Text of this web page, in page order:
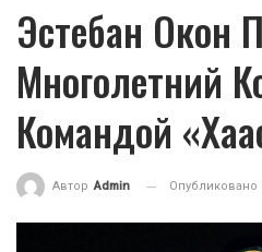
Эстебан Окон
Многолетний
Командой
Автор Admin Опубликовано